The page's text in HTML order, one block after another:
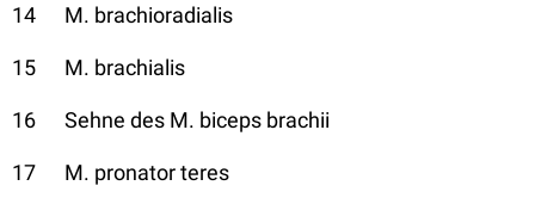
14 M. brachioradialis
15 M. brachialis
16 Sehne des M. biceps brachii
17 M. pronator teres